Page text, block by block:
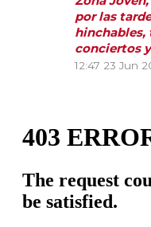
por las
hinchables,
conciertos
12:47 23 Jun